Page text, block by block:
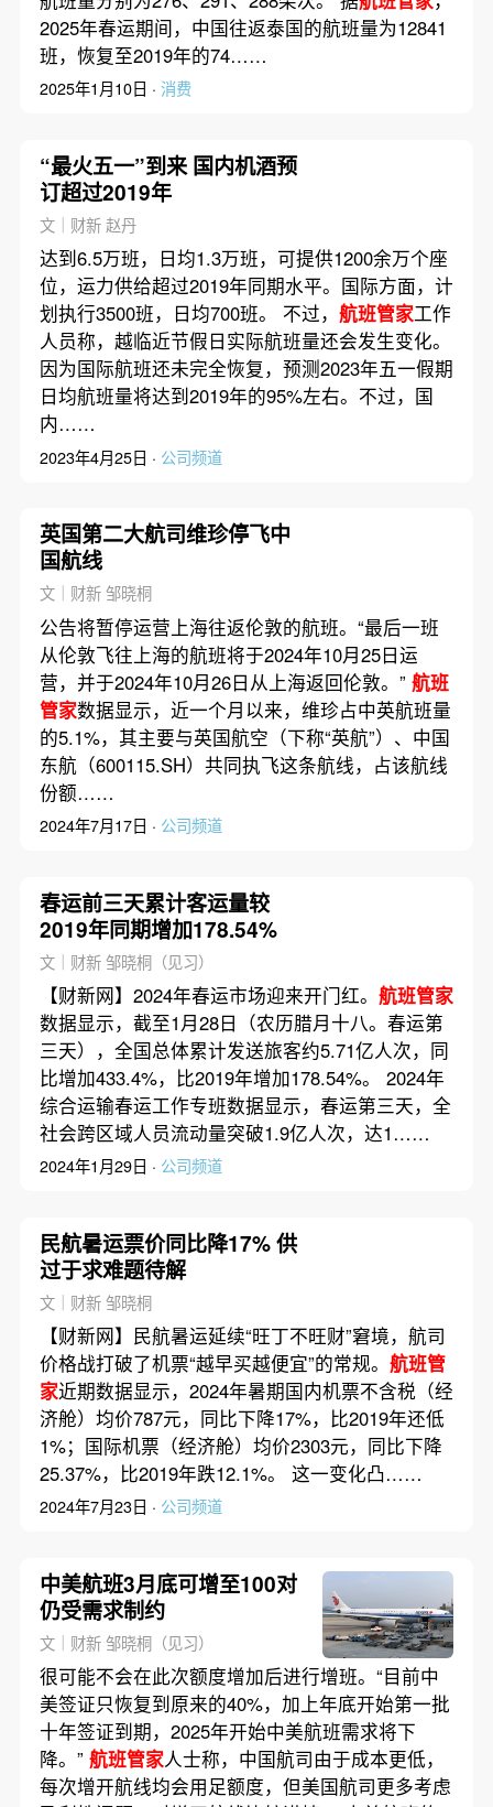
2025年春运期间，中国往返泰国的航班量为12841
班，恢复至2019年的74……
2025年1月10日 · 消费
“最火五一”到来 国内机酒预
订超过2019年
文｜财新 赵丹
达到6.5万班，日均1.3万班，可提供1200余万个座
位，运力供给超过2019年同期水平。国际方面，计
划执行3500班，日均700班。 不过， 航班管家工作
人员称，越临近节假日实际航班量还会发生变化。
因为国际航班还未完全恢复，预测2023年五一假期
日均航班量将达到2019年的95%左右。不过，国
内……
2023年4月25日 · 公司频道
英国第二大航司维珍停飞中
国航线
文｜财新 邹晓桐
公告将暂停运营上海往返伦敦的航班。“最后一班
从伦敦飞往上海的航班将于2024年10月25日运
营，并于2024年10月26日从上海返回伦敦。” 航班
管家数据显示，近一个月以来，维珍占中英航班量
的5.1%，其主要与英国航空（下称“英航”）、中国
东航（600115.SH）共同执飞这条航线，占该航线
份额……
2024年7月17日 · 公司频道
春运前三天累计客运量较
2019年同期增加178.54%
文｜财新 邹晓桐（见习）
【财新网】2024年春运市场迎来开门红。 航班管家
数据显示，截至1月28日（农历腊月十八。春运第
三天），全国总体累计发送旅客约5.71亿人次，同
比增加433.4%，比2019年增加178.54%。 2024年
综合运输春运工作专班数据显示，春运第三天，全
社会跨区域人员流动量突破1.9亿人次，达1……
2024年1月29日 · 公司频道
民航暑运票价同比降17% 供
过于求难题待解
文｜财新 邹晓桐
【财新网】民航暑运延续“旺丁不旺财”窘境，航司
价格战打破了机票“越早买越便宜”的常规。 航班管
家近期数据显示，2024年暑期国内机票不含税（经
济舱）均价787元，同比下降17%，比2019年还低
1%；国际机票（经济舱）均价2303元，同比下降
25.37%，比2019年跌12.1%。 这一变化凸……
2024年7月23日 · 公司频道
中美航班3月底可增至100对
仍受需求制约
文｜财新 邹晓桐（见习）
很可能不会在此次额度增加后进行增班。“目前中
美签证只恢复到原来的40%，加上年底开始第一批
十年签证到期，2025年开始中美航班需求将下
降。” 航班管家人士称，中国航司由于成本更低，
每次增开航线均会用足额度，但美国航司更多考虑